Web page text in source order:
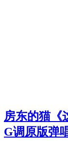
房东的猫《
G调原版弹